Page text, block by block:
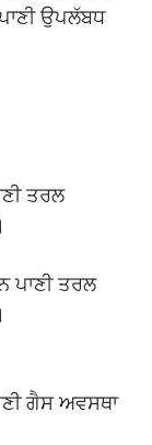
ਉਪਲੱਬਧ
ਤਰਲ
ਪਾਣੀ ਤਰਲ
ਗੈਸ ਅਵਸਥਾ